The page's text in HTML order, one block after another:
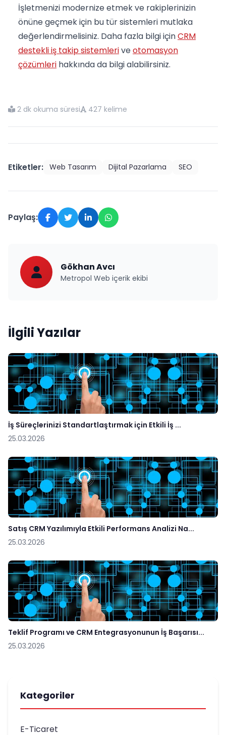
İşletmenizi modernize etmek ve rakiplerinizin
önüne geçmek için bu tür sistemleri mutlaka
değerlendirmelisiniz. Daha fazla bilgi içinCRM
destekli iş takip sistemleriveotomasyon
çözümleri hakkında da bilgi alabilirsiniz.
2 dk okuma süresi 427 kelime
Etiketler: Web Tasarım Dijital Pazarlama SEO
Paylaş:
Gökhan Avcı
Metropol Web içerik ekibi
İlgili Yazılar
İş Süreçlerinizi Standartlaştırmak için Etkili İş ...
25.03.2026
Satış CRM Yazılımıyla Etkili Performans Analizi Na...
25.03.2026
Teklif Programı ve CRM Entegrasyonunun İş Başarısı...
25.03.2026
Kategoriler
E-Ticaret